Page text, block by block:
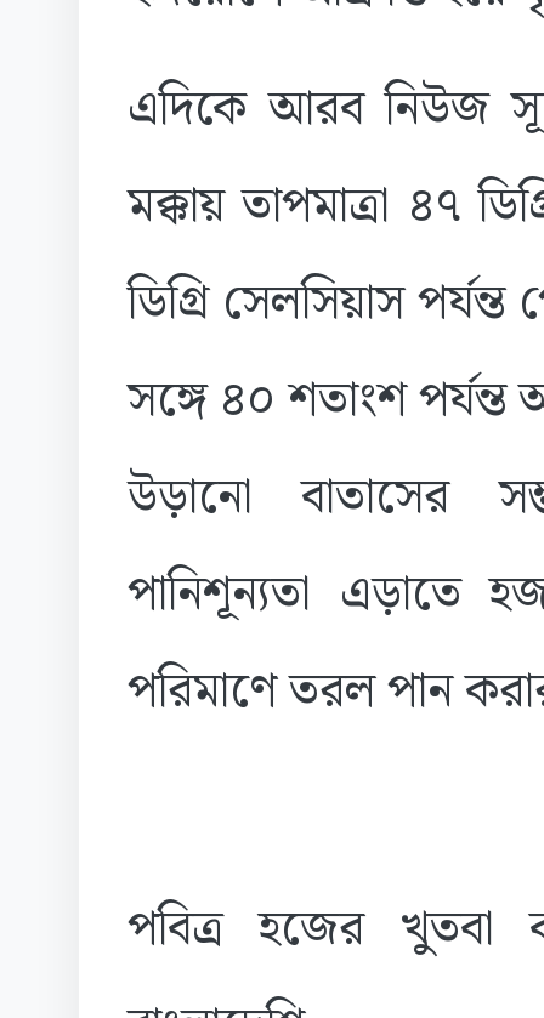
এদিকে আরব নিউজ
মক্কায় তাপমাত্রা ৪৭
ডিগ্রি সেলসিয়াস
সঙ্গে ৪০ শতাংশ পর্যন্ত
উড়ানো বাতাসের
পানিশূন্যতা এড়াতে
পরিমাণে তরল পান
পবিত্র হজের খুতবা